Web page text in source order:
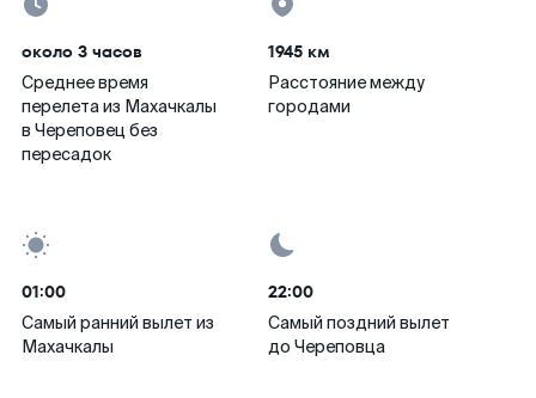
около 3 часов
Среднее время
перелета из Махачкалы
в Череповец без
пересадок
1945 км
Расстояние между
городами
01:00
Самый ранний вылет из
Махачкалы
22:00
Самый поздний вылет
до Череповца